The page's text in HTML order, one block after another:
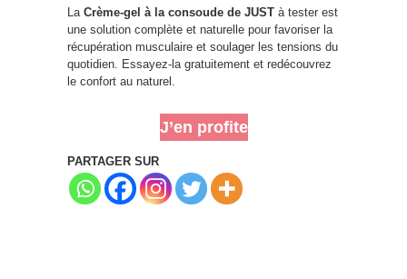
La Crème-gel à la consoude de JUST à tester est
une solution complète et naturelle pour favoriser la
récupération musculaire et soulager les tensions du
quotidien. Essayez-la gratuitement et redécouvrez
le confort au naturel.
J’en profite
PARTAGER SUR